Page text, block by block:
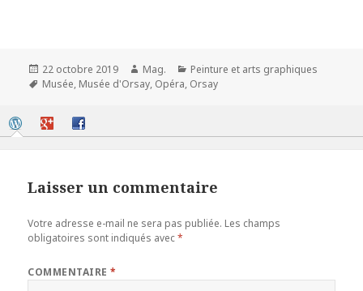
Publié
le
22 octobre 2019 Auteur
Mag. Catégories
Peinture et arts graphiques
Mots-
Musée, Musée d'Orsay, Opéra, Orsay
Laisser un commentaire
Votre adresse e-mail ne sera pas publiée. Les champs
obligatoires sont indiqués avec*
COMMENTAIRE*